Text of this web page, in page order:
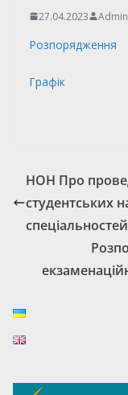
27.04.2023 Admin
Розпорядження
Графік
НОН Про
студентських